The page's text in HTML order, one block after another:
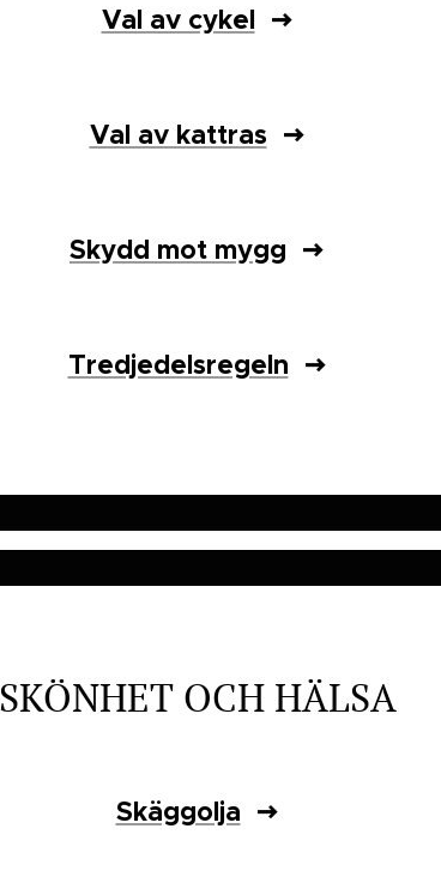
Val av cykel
Val av kattras
Skydd mot mygg
Tredjedelsregeln
SKÖNHET OCH HÄLSA
Skäggolja